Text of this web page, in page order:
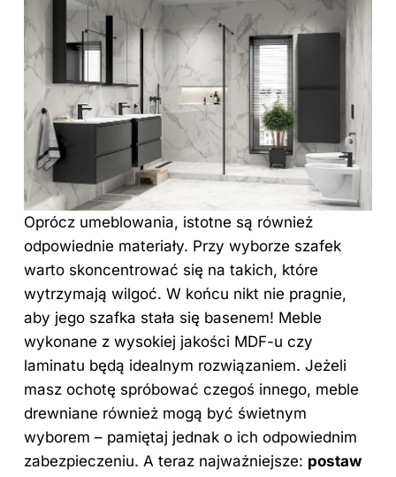
Oprócz umeblowania, istotne są również
odpowiednie materiały. Przy wyborze szafek
warto skoncentrować się na takich, które
wytrzymają wilgoć. W końcu nikt nie pragnie,
aby jego szafka stała się basenem! Meble
wykonane z wysokiej jakości MDF-u czy
laminatu będą idealnym rozwiązaniem. Jeżeli
masz ochotę spróbować czegoś innego, meble
drewniane również mogą być świetnym
wyborem – pamiętaj jednak o ich odpowiednim
zabezpieczeniu. A teraz najważniejsze: postaw